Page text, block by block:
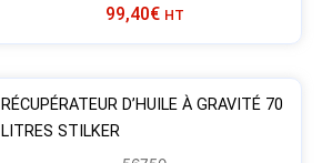
99,40€ HT
RÉCUPÉRATEUR D’HUILE À GRAVITÉ 70
LITRES STILKER